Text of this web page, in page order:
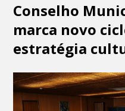
Conselho
marca novo
estratégia